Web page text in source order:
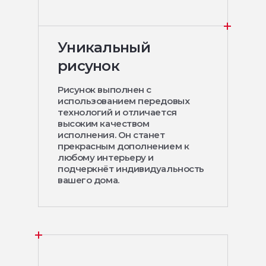
Уникальный
рисунок
Рисунок выполнен с
использованием передовых
технологий и отличается
высоким качеством
исполнения. Он станет
прекрасным дополнением к
любому интерьеру и
подчеркнёт индивидуальность
вашего дома.